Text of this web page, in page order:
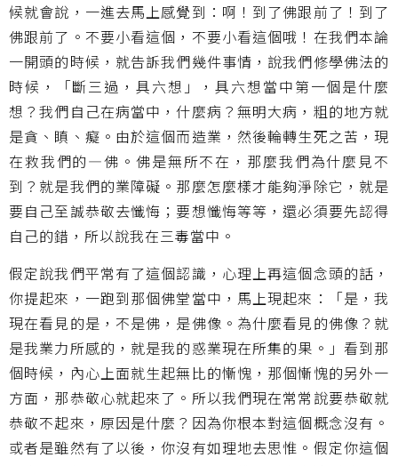
候就會說，一進去馬上感覺到：啊！到了佛跟前了！到了
佛跟前了。不要小看這個，不要小看這個哦！在我們本論
一開頭的時候，就告訴我們幾件事情，說我們修學佛法的
時候，「斷三過，具六想」，具六想當中第一個是什麼
想？我們自己在病當中，什麼病？無明大病，粗的地方就
是貪、瞋、癡。由於這個而造業，然後輪轉生死之苦，現
在救我們的—佛。佛是無所不在，那麼我們為什麼見不
到？就是我們的業障礙。那麼怎麼樣才能夠淨除它，就是
要自己至誠恭敬去懺悔；要想懺悔等等，還必須要先認得
自己的錯，所以說我在三毒當中。
假定說我們平常有了這個認識，心理上再這個念頭的話，
你提起來，一跑到那個佛堂當中，馬上現起來：「是，我
現在看見的是，不是佛，是佛像。為什麼看見的佛像？就
是我業力所感的，就是我的惑業現在所集的果。」看到那
個時候，內心上面就生起無比的慚愧，那個慚愧的另外一
方面，那恭敬心就起來了。所以我們現在常常說要恭敬就
恭敬不起來，原因是什麼？因為你根本對這個概念沒有。
或者是雖然有了以後，你沒有如理地去思惟。假定你這個